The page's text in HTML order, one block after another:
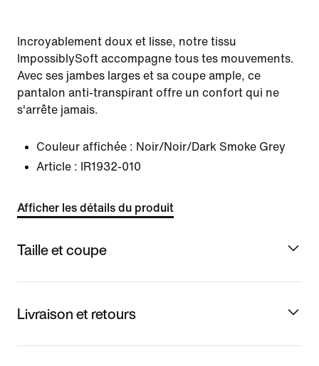
Incroyablement doux et lisse, notre tissu
ImpossiblySoft accompagne tous tes mouvements.
Avec ses jambes larges et sa coupe ample, ce
pantalon anti-transpirant offre un confort qui ne
s'arrête jamais.
Couleur affichée : Noir/Noir/Dark Smoke Grey
Article :
IR1932-010
Afficher les détails du produit
Taille et coupe
Livraison et retours